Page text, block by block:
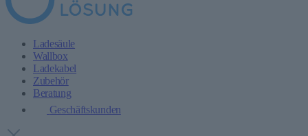
Ladesäule
Wallbox
Ladekabel
Zubehör
Beratung
Geschäftskunden